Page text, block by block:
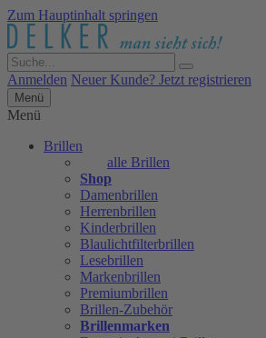
Zum Hauptinhalt springen
Anmelden Neuer Kunde? Jetzt registrieren
Menü
Menü
Brillen
alle Brillen
Shop
Damenbrillen
Herrenbrillen
Kinderbrillen
Blaulichtfilterbrillen
Lesebrillen
Markenbrillen
Premiumbrillen
Brillen-Zubehör
Brillenmarken